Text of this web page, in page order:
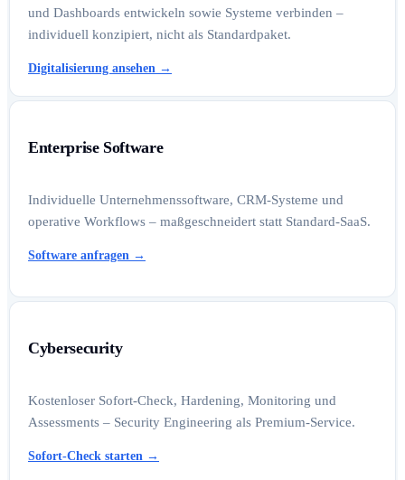
und Dashboards entwickeln sowie Systeme verbinden –
individuell konzipiert, nicht als Standardpaket.
Digitalisierung ansehen →
Enterprise Software
Individuelle Unternehmenssoftware, CRM-Systeme und
operative Workflows – maßgeschneidert statt Standard-SaaS.
Software anfragen →
Cybersecurity
Kostenloser Sofort-Check, Hardening, Monitoring und
Assessments – Security Engineering als Premium-Service.
Sofort-Check starten →